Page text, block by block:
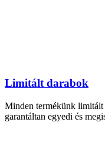
Limitált darabok
Minden termékünk limitált
garantáltan egyedi és